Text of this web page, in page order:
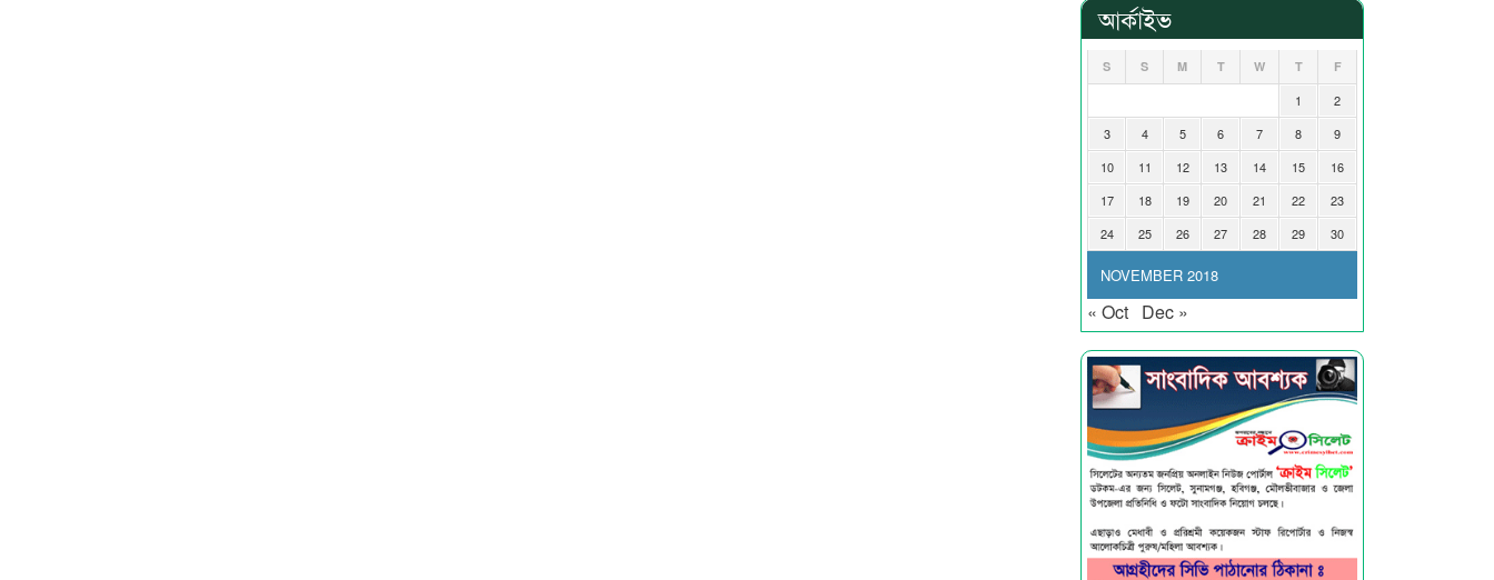
আর্কাইভ
NOVEMBER 2018
S S M T W T F
1
2
3
4 5 6 7 8
9
10
11 12 13 14 15
16
17
18 19 20 21 22
23
24
25 26 27 28 29 30
« Oct Dec »